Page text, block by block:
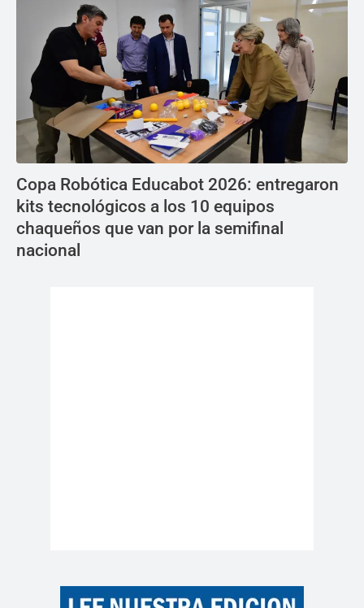
Copa Robótica Educabot 2026: entregaron
kits tecnológicos a los 10 equipos
chaqueños que van por la semifinal
nacional